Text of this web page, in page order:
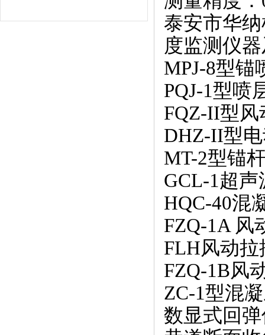
泰安市华
度监测仪
MPJ-8型锚
PQJ-1型喷
FQZ-II型
DHZ-II型
MT-2型锚
GCL-1超
HQC-40混
FZQ-1A 风
FLH风动
FZQ-1B风
ZC-1型混
数显式回